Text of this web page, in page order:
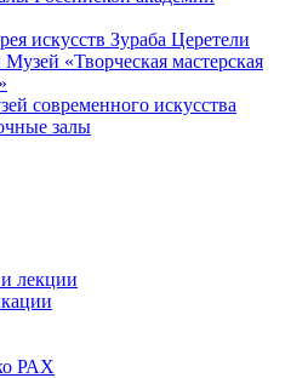
искусств Зураба Церетели
«Творческая мастерская
современного искусства
залы
лекции
РАХ